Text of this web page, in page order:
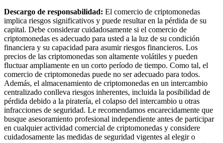
Descargo de responsabilidad: El comercio de criptomonedas
implica riesgos significativos y puede resultar en la pérdida de su
capital. Debe considerar cuidadosamente si el comercio de
criptomonedas es adecuado para usted a la luz de su condición
financiera y su capacidad para asumir riesgos financieros. Los
precios de las criptomonedas son altamente volátiles y pueden
fluctuar ampliamente en un corto período de tiempo. Como tal, el
comercio de criptomonedas puede no ser adecuado para todos.
Además, el almacenamiento de criptomonedas en un intercambio
centralizado conlleva riesgos inherentes, incluida la posibilidad de
pérdida debido a la piratería, el colapso del intercambio u otras
infracciones de seguridad. Le recomendamos encarecidamente que
busque asesoramiento profesional independiente antes de participar
en cualquier actividad comercial de criptomonedas y considere
cuidadosamente las medidas de seguridad vigentes al elegir o